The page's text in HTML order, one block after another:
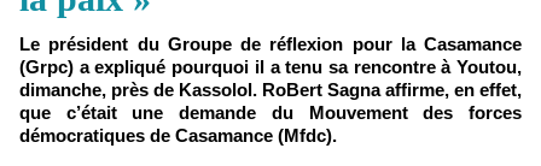
Le président du Groupe de réflexion pour la Casamance
(Grpc) a expliqué pourquoi il a tenu sa rencontre à Youtou,
dimanche, près de Kassolol. RoBert Sagna affirme, en effet,
que c’était une demande du Mouvement des forces
démocratiques de Casamance (Mfdc).